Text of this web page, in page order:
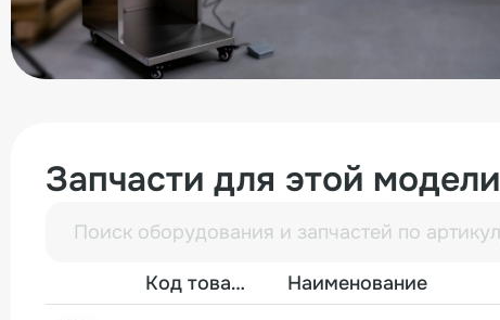
Запчасти для этой модели
Код товара Наименование